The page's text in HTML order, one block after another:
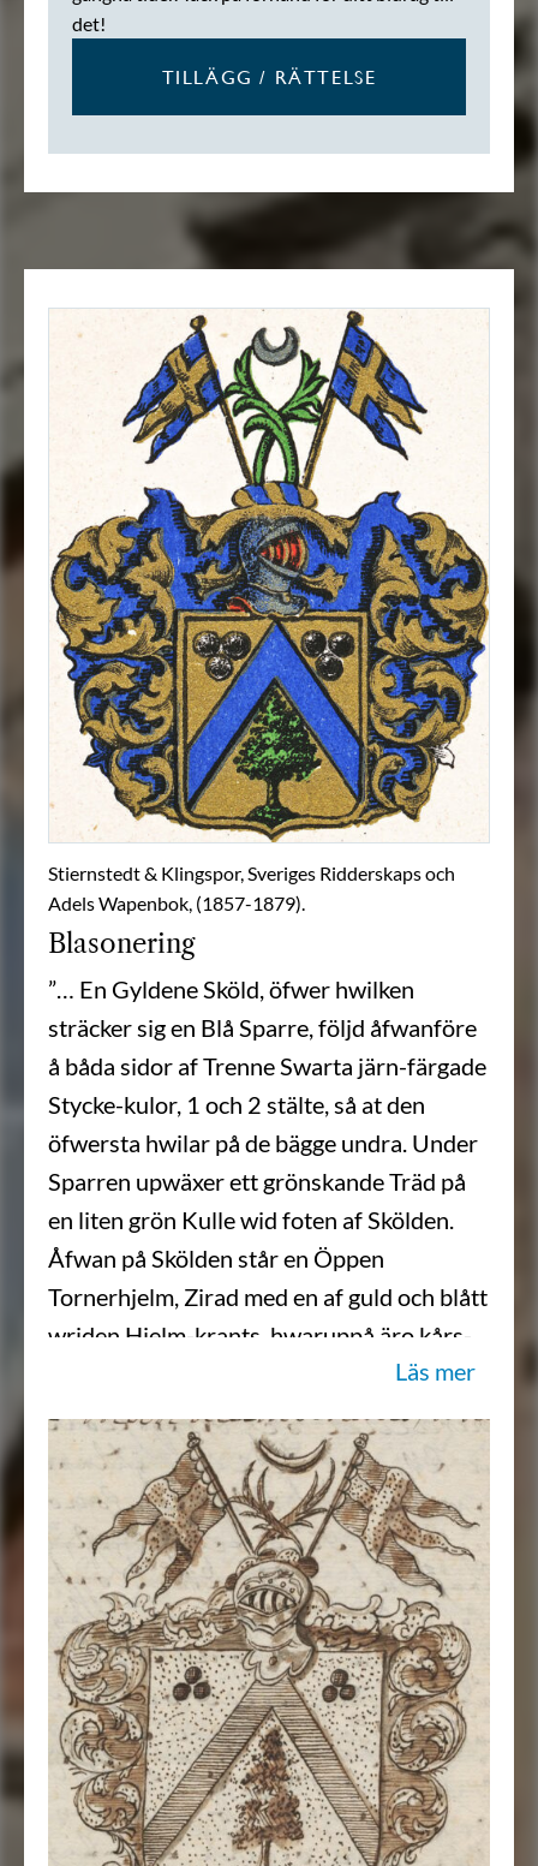
det!
TILLÄGG / RÄTTELSE
Stiernstedt & Klingspor, Sveriges Ridderskaps och
Adels Wapenbok, (1857-1879).
Blasonering
”… En Gyldene Sköld, öfwer hwilken
sträcker sig en Blå Sparre, följd åfwanföre
å båda sidor af Trenne Swarta järn-färgade
Stycke-kulor, 1 och 2 stälte, så at den
öfwersta hwilar på de bägge undra. Under
Sparren upwäxer ett grönskande Träd på
en liten grön Kulle wid foten af Skölden.
Åfwan på Skölden står en Öppen
Tornerhjelm, Zirad med en af guld och blått
wriden Hjelm-krants, hwaruppå äro kårs-
wis upreste twänne utåt wände gröna
en Turkisk Halfmåne af Silfwer, imellan
twänne Swenska Sjö-flaggor blå med
gyldene kårs. Löfwärket är af guld och blått
fördeladt. Aldeles som detta Wapen med
sina rätta färgor här hos afmåladt finnes.”
Sköldebrevet i original, RHA.
Transkription: Göran Mörner, 2017-03-
30.
Läs mer